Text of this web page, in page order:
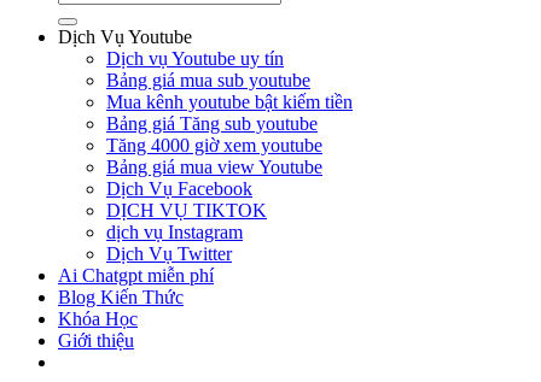
Dịch Vụ Youtube
Dịch vụ Youtube uy tín
Bảng giá mua sub youtube
Mua kênh youtube bật kiếm tiền
Bảng giá Tăng sub youtube
Tăng 4000 giờ xem youtube
Bảng giá mua view Youtube
Dịch Vụ Facebook
DỊCH VỤ TIKTOK
dịch vụ Instagram
Dịch Vụ Twitter
Ai Chatgpt miễn phí
Blog Kiến Thức
Khóa Học
Giới thiệu